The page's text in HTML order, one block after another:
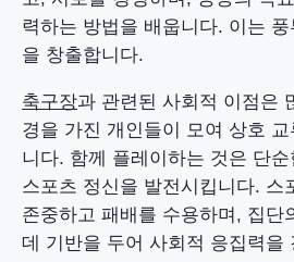
력하는 방법을 배웁니다. 이는
을 창출합니다.
축구장과 관련된 사회적 이점은
경을 가진 개인들이 모여 상호
니다. 함께 플레이하는 것은 단
스포츠 정신을 발전시킵니다. 스
존중하고 패배를 수용하며, 집단
데 기반을 두어 사회적 응집력을